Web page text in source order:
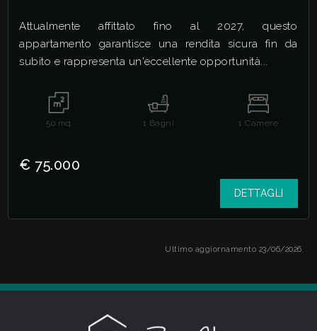
Attualmente affittato fino al 2027, questo
appartamento garantisce una rendita sicura fin da
subito e rappresenta un'eccellente opportunità...
50 mq 1 Bagni 1 Camere
€ 75.000
DETTAGLI
Ultimo aggiornamento 23/06/2026